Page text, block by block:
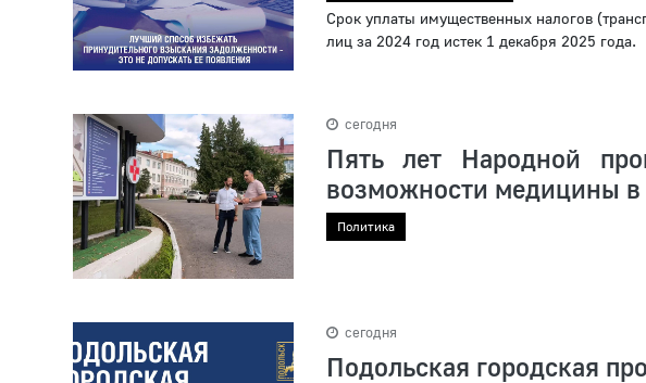
Срок уплаты имущественных налогов
лиц за 2024 год истек 1 декабря 2025 года.
сегодня
Пять лет Народной
возможности медицины в
Политика
сегодня
Подольская городская